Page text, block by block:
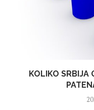
KOLIKO SRBIJA